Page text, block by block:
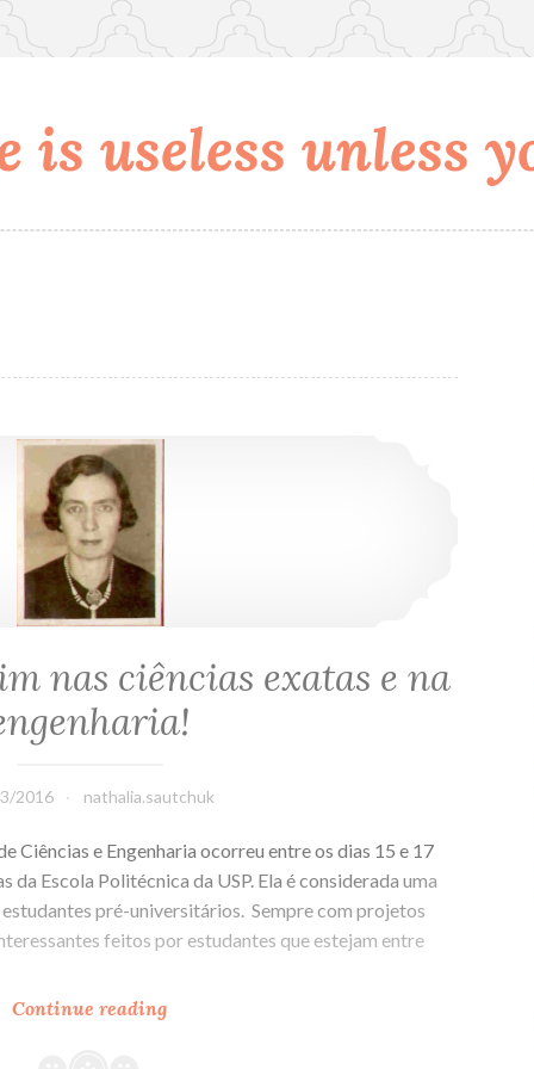
is useless unless
Vai ter mulher sim nas ciências exatas e na engenharia!
nas ciências exatas e na
2016 nathalia.sautchuk
Ciências e Engenharia ocorreu entre os dias 15 e 17
da Escola Politécnica da USP. Ela é considerada uma
pré-universitários. Sempre com projetos
feitos por estudantes que estejam entre
Continue reading